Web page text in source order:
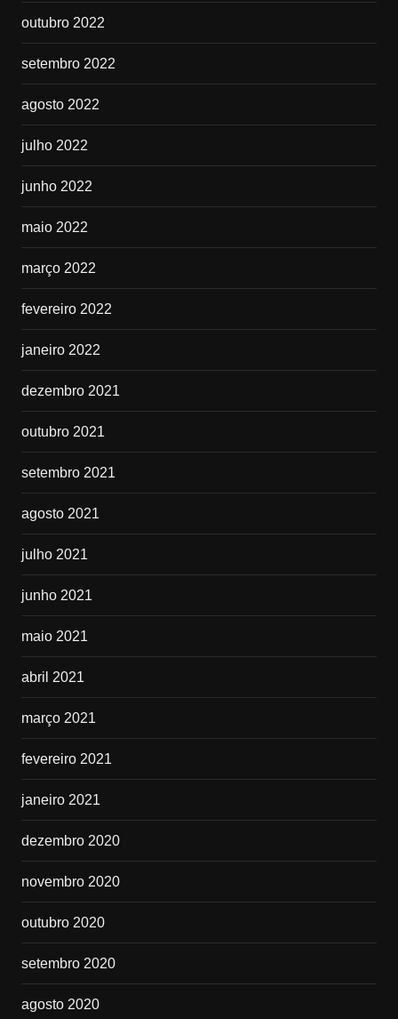
outubro 2022
setembro 2022
agosto 2022
julho 2022
junho 2022
maio 2022
março 2022
fevereiro 2022
janeiro 2022
dezembro 2021
outubro 2021
setembro 2021
agosto 2021
julho 2021
junho 2021
maio 2021
abril 2021
março 2021
fevereiro 2021
janeiro 2021
dezembro 2020
novembro 2020
outubro 2020
setembro 2020
agosto 2020